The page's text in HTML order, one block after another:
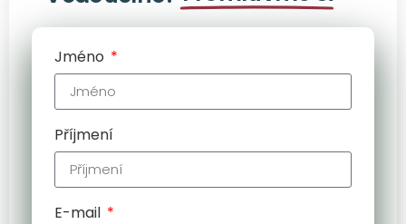
Jméno
Příjmení
E-mail